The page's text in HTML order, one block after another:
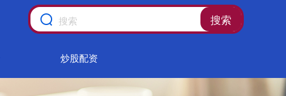
搜索
炒股配资